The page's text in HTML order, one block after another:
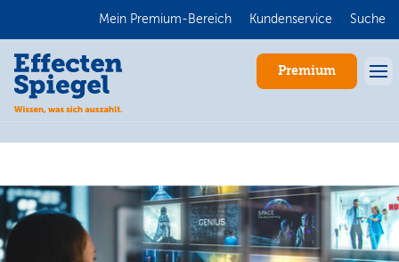
Mein Premium-Bereich Kundenservice Suche
Premium